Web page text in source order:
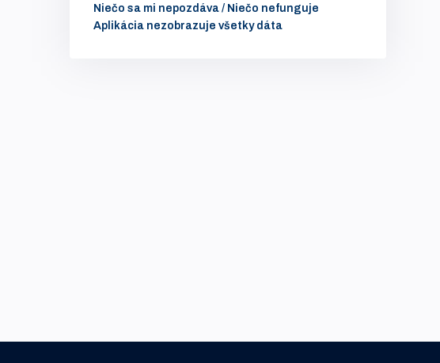
Niečo sa mi nepozdáva / Niečo nefunguje
Aplikácia nezobrazuje všetky dáta